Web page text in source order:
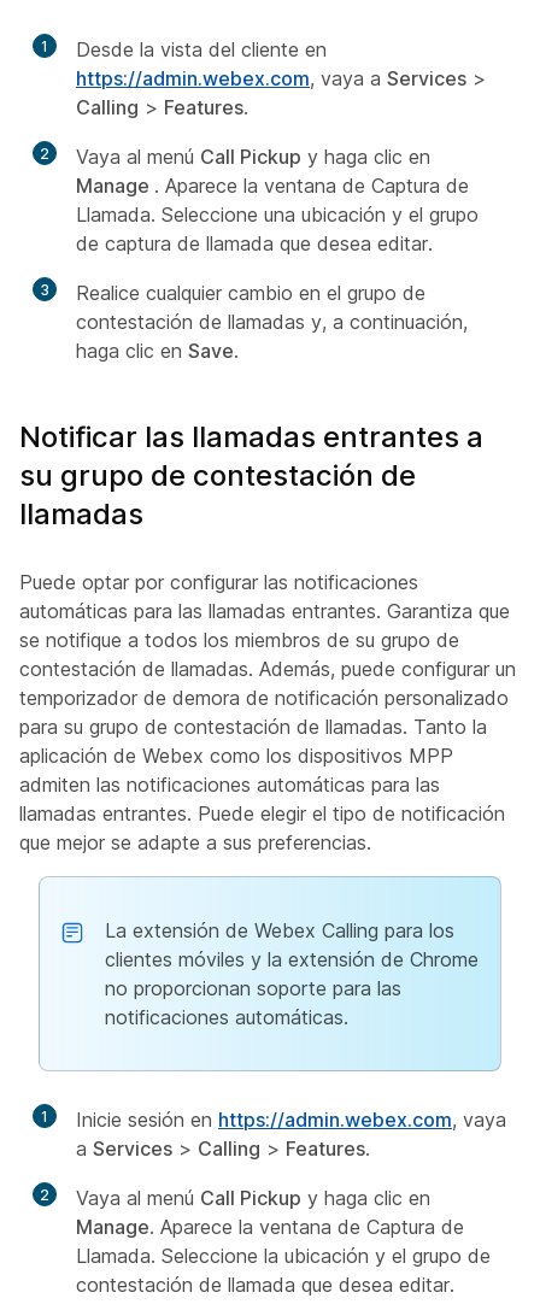
1
Desde la vista del cliente en
https://admin.webex.com, vaya a Services >
Calling > Features.
2 Vaya al menú Call Pickup y haga clic en
Manage . Aparece la ventana de Captura de
Llamada. Seleccione una ubicación y el grupo
de captura de llamada que desea editar.
3
Realice cualquier cambio en el grupo de
contestación de llamadas y, a continuación,
haga clic en Save.
Notificar las llamadas entrantes a
su grupo de contestación de
llamadas
Puede optar por configurar las notificaciones
automáticas para las llamadas entrantes. Garantiza que
se notifique a todos los miembros de su grupo de
contestación de llamadas. Además, puede configurar un
temporizador de demora de notificación personalizado
para su grupo de contestación de llamadas. Tanto la
aplicación de Webex como los dispositivos MPP
admiten las notificaciones automáticas para las
llamadas entrantes. Puede elegir el tipo de notificación
que mejor se adapte a sus preferencias.
La extensión de Webex Calling para los
clientes móviles y la extensión de Chrome
no proporcionan soporte para las
notificaciones automáticas.
1 Inicie sesión en https://admin.webex.com, vaya
a Services > Calling > Features.
2 Vaya al menú Call Pickup y haga clic en
Manage. Aparece la ventana de Captura de
Llamada. Seleccione la ubicación y el grupo de
contestación de llamada que desea editar.